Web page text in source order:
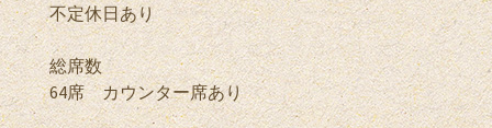
不定休日あり
総席数
64席 カウンター席あり